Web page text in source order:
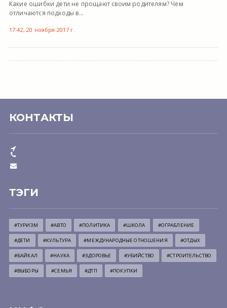
Какие ошибки дети не прощают своим родителям? Чем
отличаются подходы в...
17:42, 20 ноября 2017 г.
КОНТАКТЫ
ТЭГИ
#ТУРИЗМ #АВТО #ПОЛИТИКА #ШКОЛА #ОГРАБЛЕНИЕ
#ДЕТИ #КУЛЬТУРА #МЕЖДУНАРОДНЫЕ ОТНОШЕНИЯ #ОТДЫХ
#БАЙКАЛ #НАУКА #ЗДОРОВЬЕ #УБИЙСТВО #СТРОИТЕЛЬСТВО
#ВЫБОРЫ #СЕМЬЯ #ДТП #ПОКУПКИ